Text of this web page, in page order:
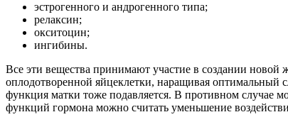
эстрогенного и андрогенного типа;
релаксин;
окситоцин;
ингибины.
Все эти вещества принимают участие в создании
оплодотворенной яйцеклетки, наращивая оптимальный
функция матки тоже подавляется. В противном случае
функций гормона можно считать уменьшение